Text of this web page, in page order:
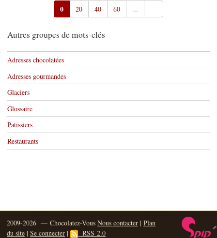
0 20 40 60 ...
Autres groupes de mots-clés
Adresses chocolatées
Adresses gourmandes
Glaciers
Glossaire
Patissiers
Restaurants
2009-2026 — Chocolatez-Vous Nous contacter | Plan
du site | Se connecter | RSS 2.0